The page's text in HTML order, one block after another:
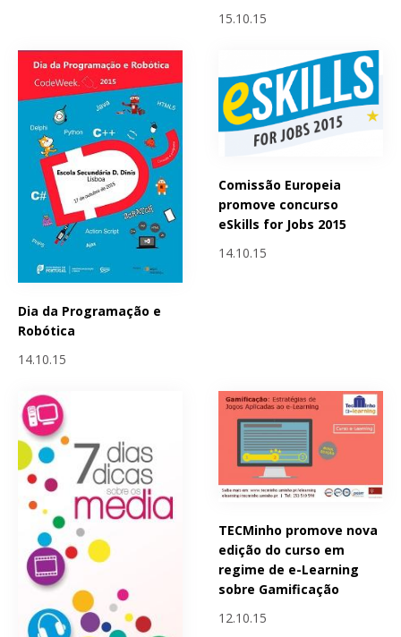
15.10.15
Dia da Programação e
Robótica
14.10.15
Comissão Europeia
promove concurso
eSkills for Jobs 2015
14.10.15
TECMinho promove nova
edição do curso em
regime de e-Learning
sobre Gamificação
12.10.15